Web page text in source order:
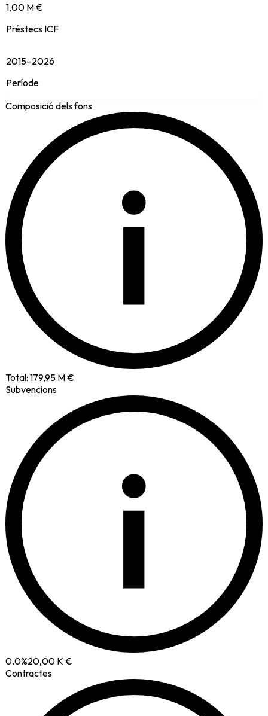
1,00 M €
Préstecs ICF
2015–2026
Període
Composició dels fons
i
Total: 179,95 M €
Subvencions
i
0.0%20,00 K €
Contractes